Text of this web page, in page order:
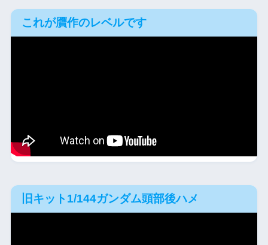
これが贋作のレベルです
旧キット1/144ガンダム頭部後ハメ